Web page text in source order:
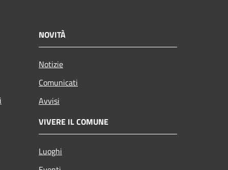
NOVITÀ
Notizie
Comunicati
Avvisi
VIVERE IL COMUNE
Luoghi